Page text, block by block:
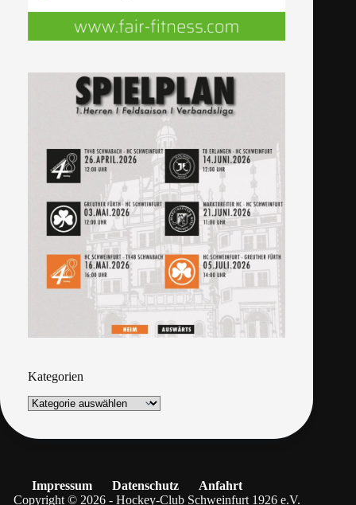
Kategorien
Impressum Datenschutz
Anfahrt
Copyright © 2026 - Hockey-Club Schweinfurt 1926 e.V.